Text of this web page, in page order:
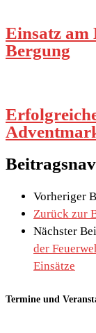
Einsatz am
Bergung
Vorheriger
Zurück zur
Nächster
der
Einsätze
Termine und